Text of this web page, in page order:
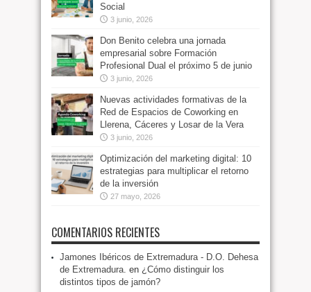
Social
3 junio, 2026
Don Benito celebra una jornada
empresarial sobre Formación
Profesional Dual el próximo 5 de junio
3 junio, 2026
Nuevas actividades formativas de la
Red de Espacios de Coworking en
Llerena, Cáceres y Losar de la Vera
3 junio, 2026
Optimización del marketing digital: 10
estrategias para multiplicar el retorno
de la inversión
27 mayo, 2026
COMENTARIOS RECIENTES
Jamones Ibéricos de Extremadura - D.O. Dehesa
de Extremadura. en ¿Cómo distinguir los
distintos tipos de jamón?